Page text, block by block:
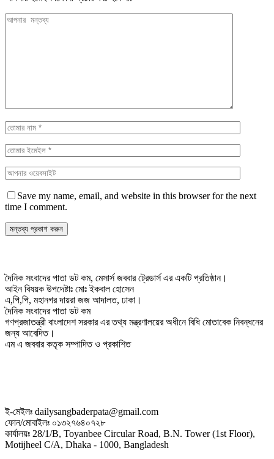
Save my name, email, and website in this browser for the next
time I comment.
দৈনিক সংবাদের পাতা ডট কম, মেসার্স জববার ট্রেডার্স এর একটি প্রতিষ্ঠান।
আইন বিষয়ক উপদেষ্টাঃ মোঃ ইকবাল হোসেন
এ,পি,পি, মহানগর দায়রা জজ আদালত, ঢাকা।
দৈনিক সংবাদের পাতা ডট কম
গণপ্রজাতন্ত্রী বাংলাদেশ সরকার এর তথ্য মন্ত্রণালয়ের অধীনে বিধি মোতাবেক নিবন্ধনের
জন্য আবেদিত।
এম এ জববার কতৃক সম্পাদিত ও প্রকাশিত
ই-মেইলঃ dailysangbaderpata@gmail.com
ফোন/মোবাইলঃ ০১৩২৭৬৪০৭২৮
কার্যালয়ঃ 28/1/B, Toyanbee Circular Road, B.N. Tower (1st Floor),
Motijheel C/A, Dhaka - 1000, Bangladesh